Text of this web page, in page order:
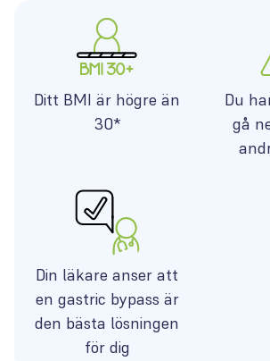
Ditt BMI är högre än
30*
Du
gå
Din läkare anser att
en gastric bypass är
den bästa lösningen
för dig